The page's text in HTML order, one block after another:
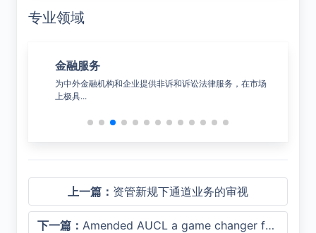
专业领域
金融服务
为中外金融机构和企业提供非诉和诉讼法律服务，在市场
上极具...
上一篇： 资管新规下通道业务的审视
下一篇： Amended AUCL a game changer for China business